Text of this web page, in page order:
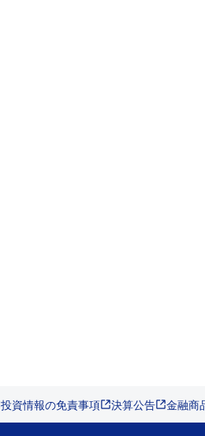
投資情報の免責事項 決算公告 金融商